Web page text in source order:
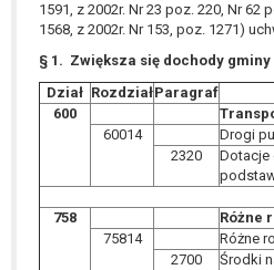
1591, z 2002r. Nr 23 poz. 220, Nr 62
1568, z 2002r. Nr 153, poz. 1271)
§ 1. Zwiększa się dochody gminy
Dział RozdziałParagraf
600
60014
Drogi
2320
Dotacje
758
Różne
75814
Różne
2700
Środki